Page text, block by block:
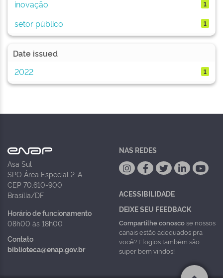
inovação 1
setor público 1
Date issued
2022
1
Asa Sul
SPO Área Especial 2-A
CEP 70.610-900
Brasília/DF
Horário de funcionamento
08h00 às 18h00
Contato
biblioteca@enap.gov.br
NAS REDES
ACESSIBILIDADE
DEIXE SEU FEEDBACK
Compartilhe conoscose nossos
canais estão adequados pra
você? Elogios também são
super bem vindos!